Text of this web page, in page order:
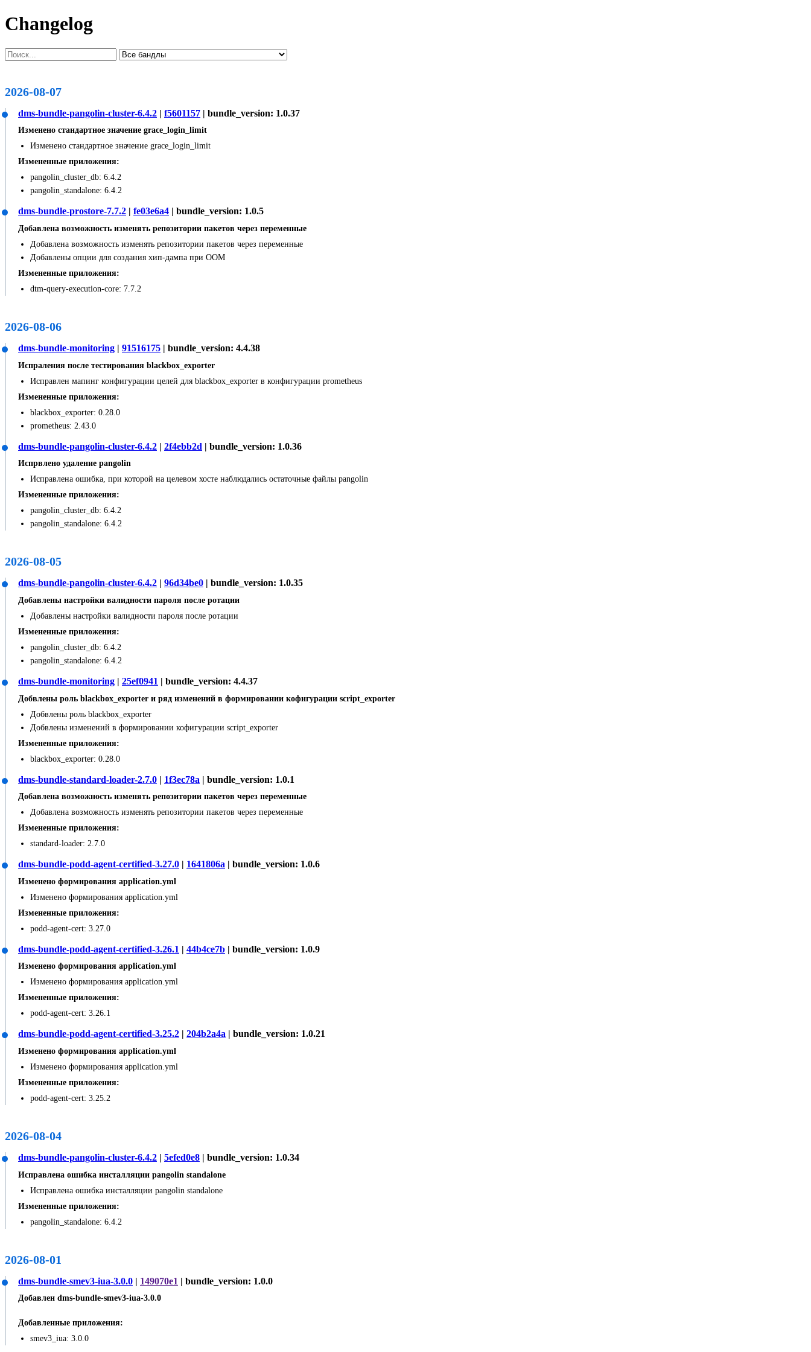
Changelog
2026-08-07
dms-bundle-pangolin-cluster-6.4.2 | f5601157 | bundle_version: 1.0.37
Изменено стандартное значение grace_login_limit
Изменено стандартное значение grace_login_limit
Измененные приложения:
pangolin_cluster_db: 6.4.2
pangolin_standalone: 6.4.2
dms-bundle-prostore-7.7.2 fe03e6a4 | bundle_version: 1.0.5
Добавлена возможность изменять репозитории пакетов через переменные
Добавлена возможность изменять репозитории пакетов через переменные
Добавлены опции для создания хип-дампа при ООМ
Измененные приложения:
dtm-query-execution-core: 7.7.2
2026-08-06
dms-bundle-monitoring | 91516175 | bundle_version: 4.4.38
Испраления после тестирования blackbox_exporter
Исправлен мапинг конфигурации целей для blackbox_exporter в конфигурации prometheus
Измененные приложения:
blackbox_exporter: 0.28.0
prometheus: 2.43.0
dms-bundle-pangolin-cluster-6.4.2 | 2f4ebb2d | bundle_version: 1.0.36
Испрвлено удаление pangolin
Исправлена ошибка, при которой на целевом хосте наблюдались остаточные файлы pangolin
Измененные приложения:
pangolin_cluster_db: 6.4.2
pangolin_standalone: 6.4.2
2026-08-05
dms-bundle-pangolin-cluster-6.4.2 | 96d34be0 | bundle_version: 1.0.35
Добавлены настройки валидности пароля после ротации
Добавлены настройки валидности пароля после ротации
Измененные приложения:
pangolin_cluster_db: 6.4.2
pangolin_standalone: 6.4.2
dms-bundle-monitoring | 25ef0941 | bundle_version: 4.4.37
Добвлены роль blackbox_exporter и ряд изменений в формировании кофигурации script_exporter
Добвлены роль blackbox_exporter
Добвлены изменений в формировании кофигурации script_exporter
Измененные приложения:
blackbox_exporter: 0.28.0
dms-bundle-standard-loader-2.7.0 | 1f3ec78a | bundle_version: 1.0.1
Добавлена возможность изменять репозитории пакетов через переменные
Добавлена возможность изменять репозитории пакетов через переменные
Измененные приложения:
standard-loader: 2.7.0
dms-bundle-podd-agent-certified-3.27.0 | 1641806a | bundle_version: 1.0.6
Изменено формирования application.yml
Изменено формирования application.yml
Измененные приложения:
podd-agent-cert: 3.27.0
dms-bundle-podd-agent-certified-3.26.1 | 44b4ce7b | bundle_version: 1.0.9
Изменено формирования application.yml
Изменено формирования application.yml
Измененные приложения:
podd-agent-cert: 3.26.1
dms-bundle-podd-agent-certified-3.25.2 | 204b2a4a | bundle_version: 1.0.21
Изменено формирования application.yml
Изменено формирования application.yml
Измененные приложения:
podd-agent-cert: 3.25.2
2026-08-04
dms-bundle-pangolin-cluster-6.4.2 | 5efed0e8 | bundle_version: 1.0.34
Исправлена ошибка инсталляции pangolin standalone
Исправлена ошибка инсталляции pangolin standalone
Измененные приложения:
pangolin_standalone: 6.4.2
2026-08-01
dms-bundle-smev3-iua-3.0.0 | 149070e1 | bundle_version: 1.0.0
Добавлен dms-bundle-smev3-iua-3.0.0
Добавленные приложения:
smev3_iua: 3.0.0